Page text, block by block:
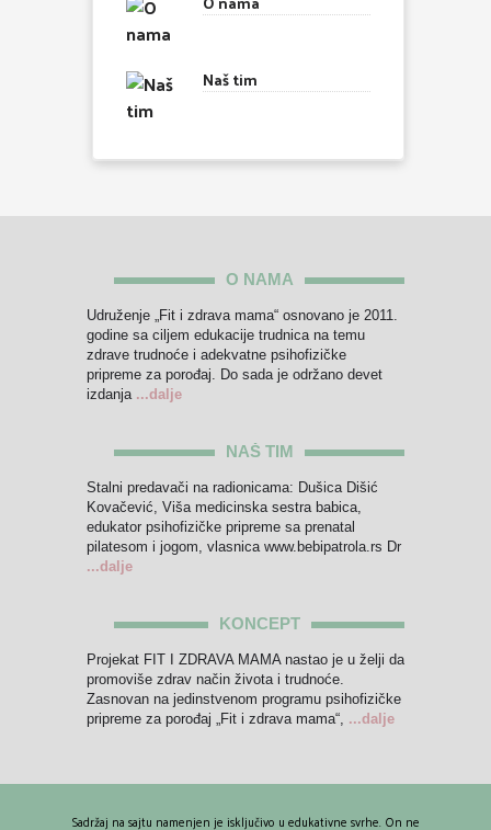
Naš tim
O NAMA
Udruženje „Fit i zdrava mama“ osnovano je 2011.
godine sa ciljem edukacije trudnica na temu
zdrave trudnoće i adekvatne psihofizičke
pripreme za porođaj. Do sada je održano devet
izdanja ...dalje
NAŠ TIM
Stalni predavači na radionicama: Dušica Dišić
Kovačević, Viša medicinska sestra babica,
edukator psihofizičke pripreme sa prenatal
pilatesom i jogom, vlasnica www.bebipatrola.rs Dr
...dalje
KONCEPT
Projekat FIT I ZDRAVA MAMA nastao je u želji da
promoviše zdrav način života i trudnoće.
Zasnovan na jedinstvenom programu psihofizičke
pripreme za porođaj „Fit i zdrava mama“, ...dalje
Sadržaj na sajtu namenjen je isključivo u edukativne svrhe. On ne